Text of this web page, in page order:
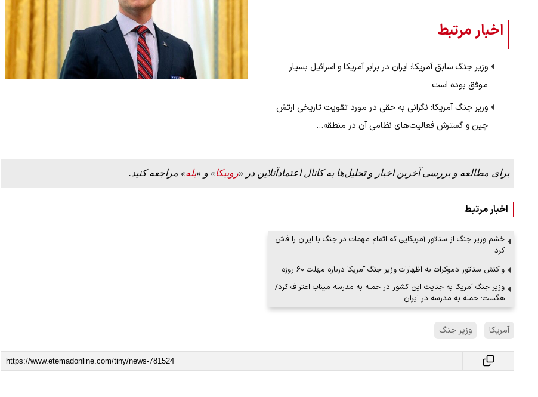
اخبار مرتبط
وزیر جنگ سابق آمریکا: ایران در برابر آمریکا و اسرائیل بسیار
موفق بوده است
وزیر جنگ آمریکا: نگرانی به حقی در مورد تقویت تاریخی ارتش
چین و گسترش فعالیت‌های نظامی آن در منطقه…
برای مطالعه و بررسی آخرین اخبار و تحلیل‌ها به کانال اعتمادآنلاین در «روبیکا» و «بله» مراجعه کنید.
اخبار مرتبط
خشم وزیر جنگ از سناتور آمریکایی که اتمام مهمات در جنگ با ایران را فاش
کرد
واکنش سناتور دموکرات به اظهارات وزیر جنگ آمریکا درباره مهلت ۶۰ روزه
وزیر جنگ آمریکا به جنایت این کشور در حمله به مدرسه میناب اعتراف کرد/
هگست: حمله به مدرسه در ایران…
آمریکا وزیر جنگ